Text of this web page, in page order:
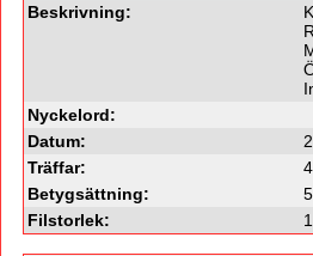
Beskrivning:
Nyckelord:
Datum:
Träffar:
Betygsättning:
Filstorlek: